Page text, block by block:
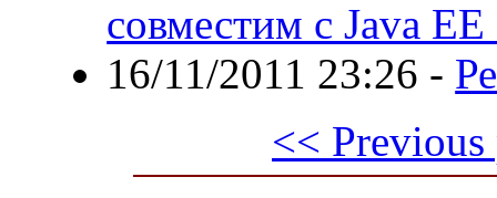
совместим с Java EE
16/11/2011 23:26 -
<< Previous